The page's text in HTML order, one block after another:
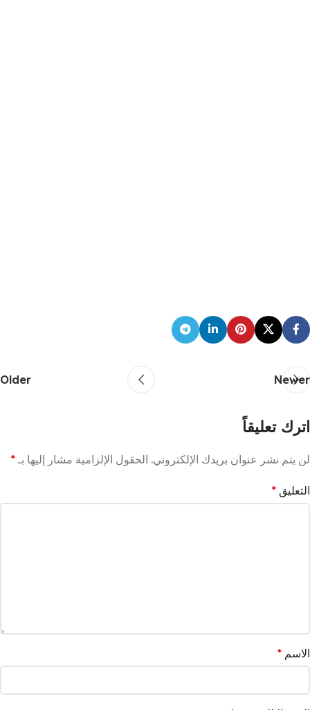
Newer
Older
اترك تعليقاً
لن يتم نشر عنوان بريدك الإلكتروني. الحقول الإلزامية مشار إليها بـ *
التعليق *
الاسم *